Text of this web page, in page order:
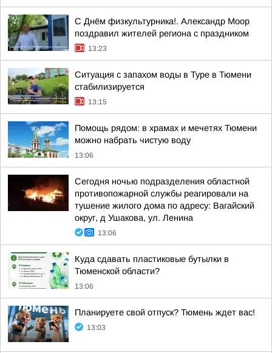
С Днём физкультурника!. Александр Моор
поздравил жителей региона с праздником
13:23
Ситуация с запахом воды в Туре в Тюмени
стабилизируется
13:15
Помощь рядом: в храмах и мечетях Тюмени
можно набрать чистую воду
13:06
Сегодня ночью подразделения областной
противопожарной службы реагировали на
тушение жилого дома по адресу: Вагайский
округ, д Ушакова, ул. Ленина
13:06
Куда сдавать пластиковые бутылки в
Тюменской области?
13:06
Планируете свой отпуск? Тюмень ждет вас!
13:03